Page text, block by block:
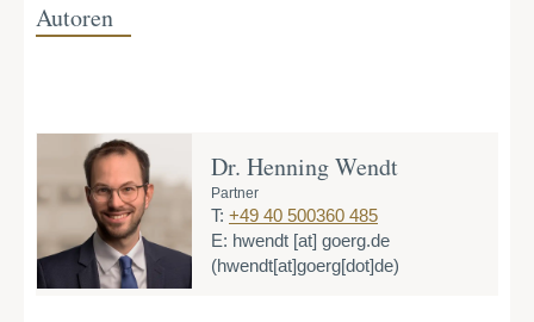
Autoren
Dr. Henning Wendt
Partner
T: +49 40 500360 485
E: hwendt [at] goerg.de
(hwendt[at]goerg[dot]de)